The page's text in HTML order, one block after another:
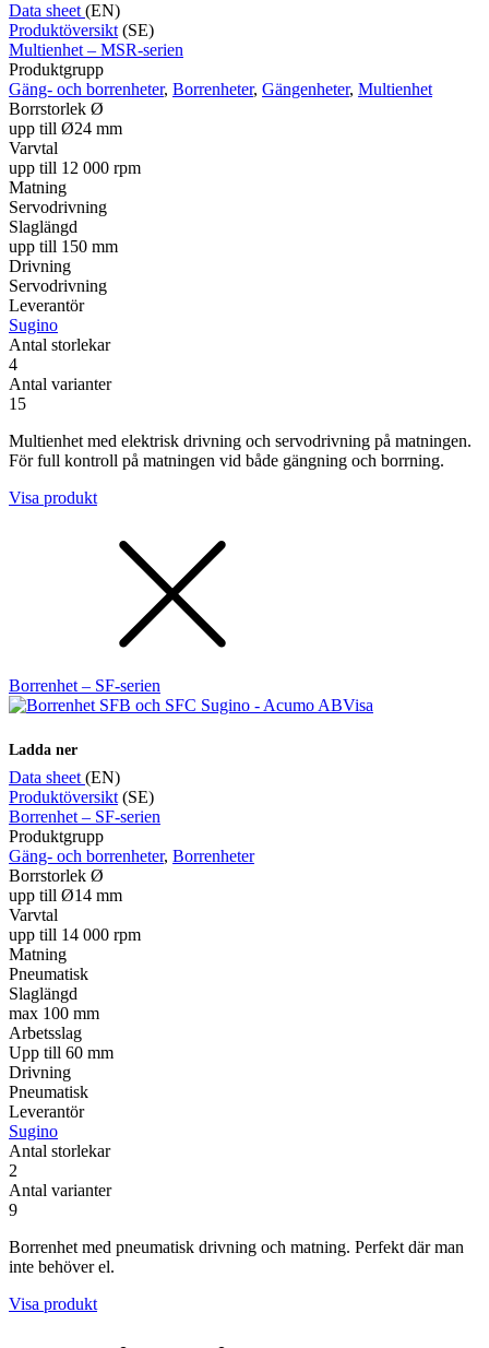
Data sheet (EN)
Produktöversikt (SE)
Multienhet – MSR-serien
Produktgrupp
Gäng- och borrenheter, Borrenheter, Gängenheter, Multienhet
Borrstorlek Ø
upp till Ø24 mm
Varvtal
upp till 12 000 rpm
Matning
Servodrivning
Slaglängd
upp till 150 mm
Drivning
Servodrivning
Leverantör
Sugino
Antal storlekar
4
Antal varianter
15
Multienhet med elektrisk drivning och servodrivning på matningen.
För full kontroll på matningen vid både gängning och borrning.
Visa produkt
Borrenhet – SF-serien
Visa
Ladda ner
Data sheet (EN)
Produktöversikt (SE)
Borrenhet – SF-serien
Produktgrupp
Gäng- och borrenheter, Borrenheter
Borrstorlek Ø
upp till Ø14 mm
Varvtal
upp till 14 000 rpm
Matning
Pneumatisk
Slaglängd
max 100 mm
Arbetsslag
Upp till 60 mm
Drivning
Pneumatisk
Leverantör
Sugino
Antal storlekar
2
Antal varianter
9
Borrenhet med pneumatisk drivning och matning. Perfekt där man
inte behöver el.
Visa produkt